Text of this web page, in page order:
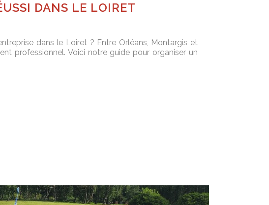
DANS LE LOIRET
dans le Loiret ? Entre Orléans, Montargis et
professionnel. Voici notre guide pour organiser un